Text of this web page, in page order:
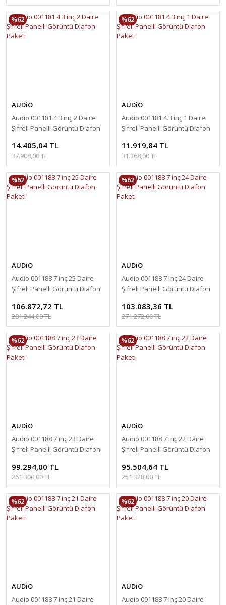
%62
AUDiO
Audio 001181 4.3 inç 2 Daire
Şifreli Panelli Görüntü Diafon
14.405,04 TL
37.908,00 TL
%62
AUDiO
Audio 001181 4.3 inç 1 Daire
Şifreli Panelli Görüntü Diafon
11.919,84 TL
31.368,00 TL
%62
AUDiO
Audio 001188 7 inç 25 Daire
Şifreli Panelli Görüntü Diafon
106.872,72 TL
281.244,00 TL
%62
AUDiO
Audio 001188 7 inç 24 Daire
Şifreli Panelli Görüntü Diafon
103.083,36 TL
271.272,00 TL
%62
AUDiO
Audio 001188 7 inç 23 Daire
Şifreli Panelli Görüntü Diafon
99.294,00 TL
261.300,00 TL
%62
AUDiO
Audio 001188 7 inç 22 Daire
Şifreli Panelli Görüntü Diafon
95.504,64 TL
251.328,00 TL
%62
AUDiO
Audio 001188 7 inç 21 Daire
%62
AUDiO
Audio 001188 7 inç 20 Daire